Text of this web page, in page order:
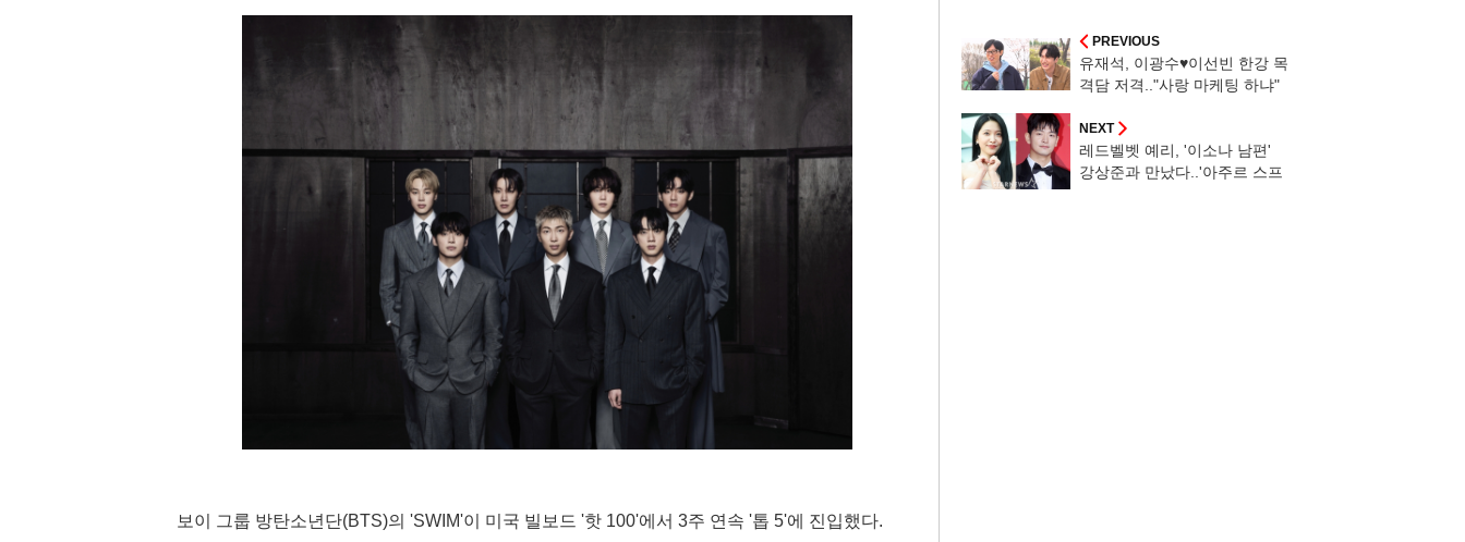
보이 그룹 방탄소년단(BTS)의 'SWIM'이 미국 빌보드 '핫 100'에서 3주 연속 '톱 5'에 진입했다.
PREVIOUS
유재석, 이광수♥이선빈 한강 목
격담 저격.."사랑 마케팅 하냐"
NEXT
레드벨벳 예리, '이소나 남편'
강상준과 만났다..'아주르 스프